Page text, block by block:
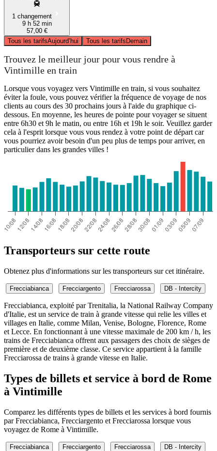
1 changement
9 h 52 min
57,00 €
Tous les tarifsAujourd’hui Tous les tarifsDemain
Trouvez le meilleur jour pour vous rendre à
Vintimille en train
Lorsque vous voyagez vers Vintimille en train, si vous souhaitez
éviter la foule, vous pouvez vérifier la fréquence de voyage de nos
clients au cours des 30 prochains jours à l'aide du graphique ci-
dessous. En moyenne, les heures de pointe pour voyager se situent
entre 6h30 et 9h le matin, ou entre 16h et 19h le soir. Veuillez garder
cela à l'esprit lorsque vous vous rendez à votre point de départ car
vous pourriez avoir besoin d'un peu plus de temps pour arriver, en
particulier dans les grandes villes !
Transporteurs sur cette route
Obtenez plus d'informations sur les transporteurs sur cet itinéraire.
Frecciabianca Frecciargento Frecciarossa DB - Intercity
Frecciabianca, exploité par Trenitalia, la National Railway Company
d'Italie, est un service de train à grande vitesse qui relie les villes et
villages en Italie, comme Milan, Venise, Bologne, Florence, Rome
et Lecce. En fonctionnant à une vitesse maximale de 200 km / h, les
trains de Frecciabianca offrent aux passagers des choix de sièges de
première et de deuxième classe. Ce service appartient à la famille
Frecciarossa de trains à grande vitesse en Italie.
Types de billets et service à bord de Rome
à Vintimille
Comparez les différents types de billets et les services à bord fournis
par Frecciabianca, Frecciargento et Frecciarossa lorsque vous
voyagez de Rome à Vintimille.
Frecciabianca Frecciargento Frecciarossa DB - Intercity